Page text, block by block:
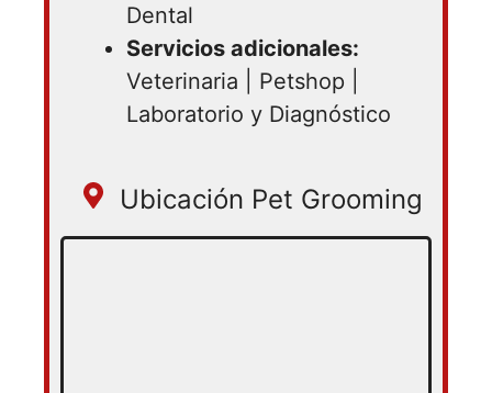
Dental
Servicios adicionales:
Veterinaria | Petshop |
Laboratorio y Diagnóstico
Ubicación Pet Grooming